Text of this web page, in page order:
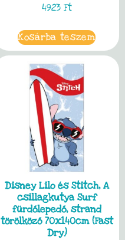
4923 Ft
Kosárba teszem
Disney Lilo és Stitch, A
csillagkutya Surf
fürdőlepedő, strand
törölköző 70x140cm (Fast
Dry)